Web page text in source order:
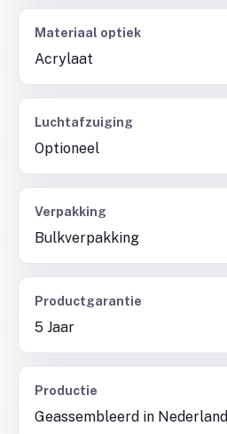
Materiaal optiek
Acrylaat
Luchtafzuiging
Optioneel
Verpakking
Bulkverpakking
Productgarantie
5 Jaar
Productie
Geassembleerd in Nederland